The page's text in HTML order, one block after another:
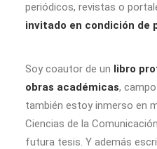
periódicos, revistas o
invitado en condición de
Soy coautor de un libro
obras académicas,
también estoy inmerso en
Ciencias de la
futura tesis. Y además